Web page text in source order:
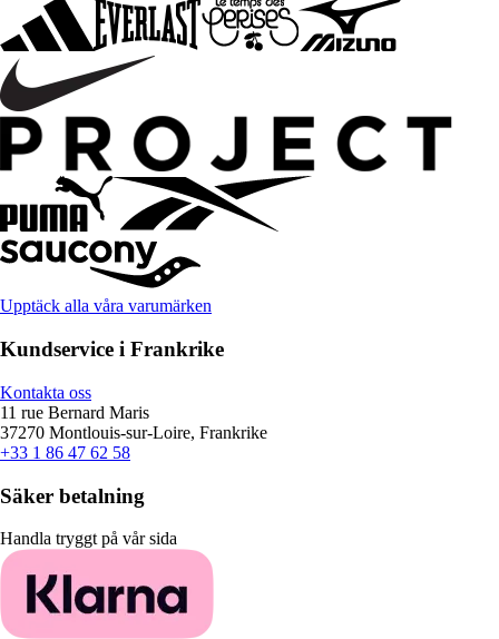
Upptäck alla våra varumärken
Kundservice i Frankrike
Kontakta oss
11 rue Bernard Maris
37270 Montlouis-sur-Loire, Frankrike
+33 1 86 47 62 58
Säker betalning
Handla tryggt på vår sida